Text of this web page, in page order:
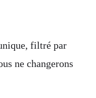
filtré par
ne changerons